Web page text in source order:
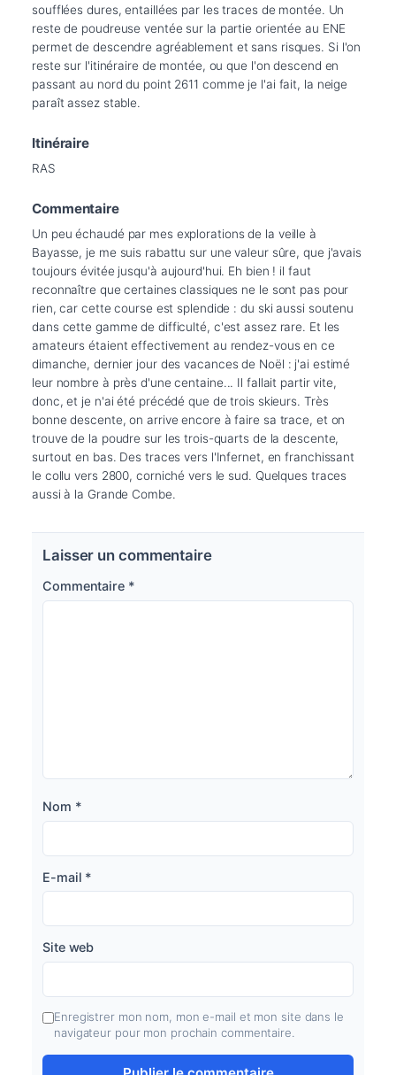
soufflées dures, entaillées par les traces de montée. Un
reste de poudreuse ventée sur la partie orientée au ENE
permet de descendre agréablement et sans risques. Si l'on
reste sur l'itinéraire de montée, ou que l'on descend en
passant au nord du point 2611 comme je l'ai fait, la neige
paraît assez stable.
Itinéraire
RAS
Commentaire
Un peu échaudé par mes explorations de la veille à
Bayasse, je me suis rabattu sur une valeur sûre, que j'avais
toujours évitée jusqu'à aujourd'hui. Eh bien ! il faut
reconnaître que certaines classiques ne le sont pas pour
rien, car cette course est splendide : du ski aussi soutenu
dans cette gamme de difficulté, c'est assez rare. Et les
amateurs étaient effectivement au rendez-vous en ce
dimanche, dernier jour des vacances de Noël : j'ai estimé
leur nombre à près d'une centaine... Il fallait partir vite,
donc, et je n'ai été précédé que de trois skieurs. Très
bonne descente, on arrive encore à faire sa trace, et on
trouve de la poudre sur les trois-quarts de la descente,
surtout en bas. Des traces vers l'Infernet, en franchissant
le collu vers 2800, corniché vers le sud. Quelques traces
aussi à la Grande Combe.
Laisser un commentaire
Commentaire *
Nom *
E-mail *
Site web
Enregistrer mon nom, mon e-mail et mon site dans le
navigateur pour mon prochain commentaire.